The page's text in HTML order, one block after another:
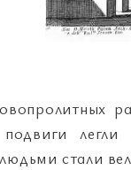
стали